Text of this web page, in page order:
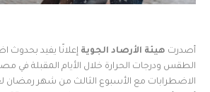
أصدرت هيئة الأرصاد الجوية إعلانًا يفيد بحدوث
الطقس ودرجات الحرارة خلال الأيام المقبلة في